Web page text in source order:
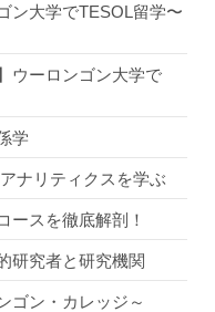
ン大学でTESOL留学〜
ウーロンゴン大学で
学
ナリティクスを学ぶ
スを徹底解剖！
研究者と研究機関
ゴン・カレッジ～